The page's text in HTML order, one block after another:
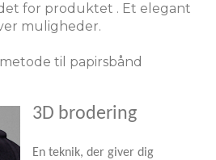
for produktet . Et elegant
muligheder.
til papirsbånd
3D brodering
En teknik, der giver dig